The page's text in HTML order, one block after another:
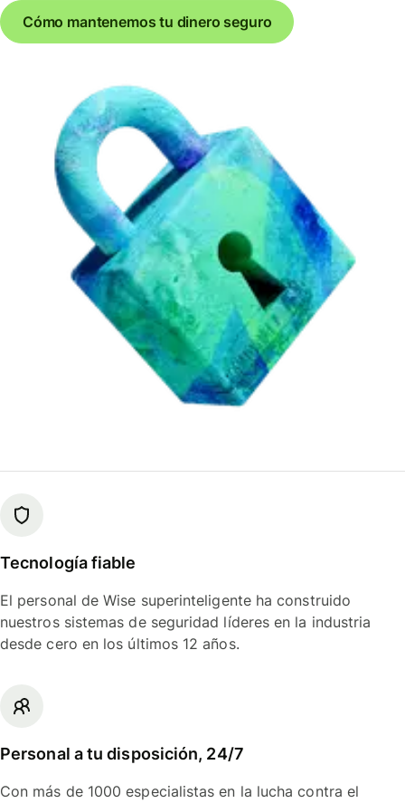
Cómo mantenemos tu dinero seguro
Tecnología fiable
El personal de Wise superinteligente ha construido
nuestros sistemas de seguridad líderes en la industria
desde cero en los últimos 12 años.
Personal a tu disposición, 24/7
Con más de 1000 especialistas en la lucha contra el